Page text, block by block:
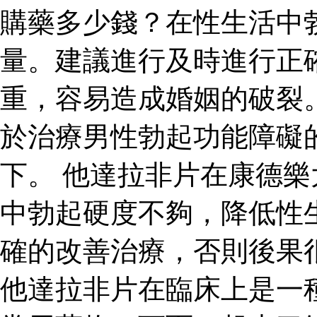
購藥多少錢？在性生活
量。建議進行及時進行正
重，容易造成婚姻的破裂
於治療男性勃起功能障礙
下。 他達拉非片在康德
中勃起硬度不夠，降低
確的改善治療，否則後果
他達拉非片在臨床上是一